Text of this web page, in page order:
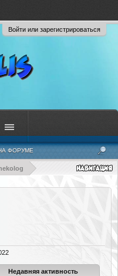
Войти или зарегистрироваться
Недавняя активность
ФОРУМЕ
ПРОФИЛЯ